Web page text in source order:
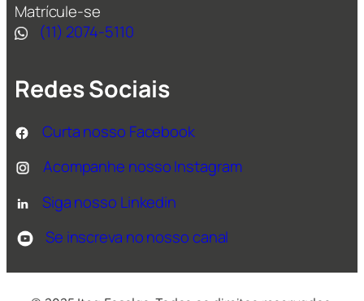
Matrícule-se
(11) 2074-5110
Redes Sociais
Curta nosso Facebook
Acompanhe nosso Instagram
Siga nosso Linkedin
Se inscreva no nosso canal